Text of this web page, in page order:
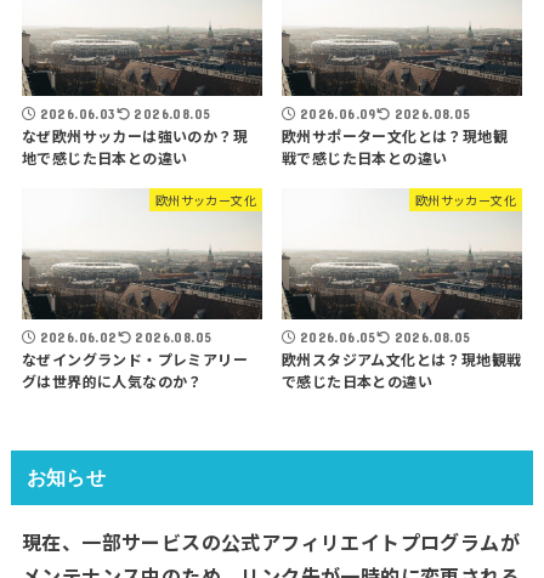
2026.06.03 2026.08.05
なぜ欧州サッカーは強いのか？現
地で感じた日本との違い
2026.06.09 2026.08.05
欧州サポーター文化とは？現地観
戦で感じた日本との違い
欧州サッカー文化
2026.06.02 2026.08.05
なぜイングランド・プレミアリー
グは世界的に人気なのか？
欧州サッカー文化
2026.06.05 2026.08.05
欧州スタジアム文化とは？現地観戦
で感じた日本との違い
お知らせ
現在、一部サービスの公式アフィリエイトプログラムが